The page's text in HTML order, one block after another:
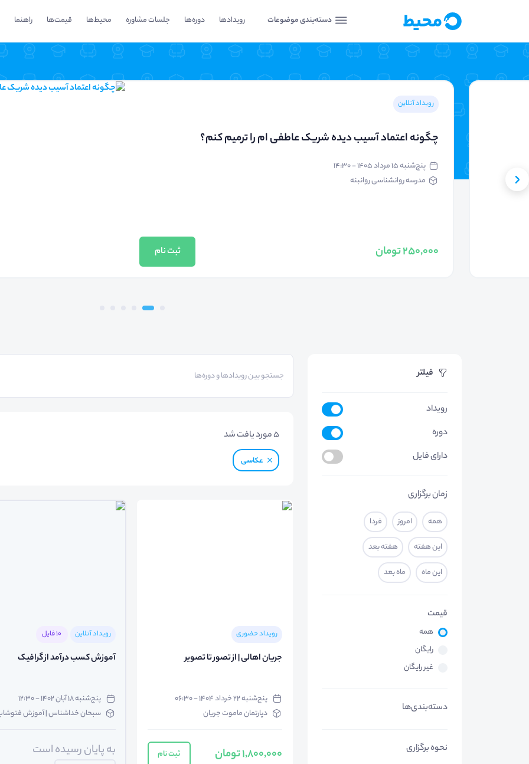
دسته‌بندی موضوعات رویدادها دوره‌ها جلسات مشاوره محیط‌ها قیمت‌ها راهنما
رویداد آنلاین
چگونه اعتماد آسیب دیده شریک عاطفی ام را ترمیم کنم؟
پنج‌شنبه ۱۵ مرداد ۱۴۰۵ - ۱۴:۳۰
مدرسه روانشناسی روانبنه
250,000 تومان ثبت نام
فیلتر
رویداد
دوره
دارای فایل
زمان برگزاری
همه امروز فردا
این هفته هفته بعد
این ماه ماه بعد
قیمت
همه
رایگان
غیر رایگان
دسته‌بندی‌ها
نحوه برگزاری
5مورد یافت شد
عکاسی
رویداد حضوری
جریان اهالی | از تصور تا تصویر
پنج‌شنبه ۲۲ خرداد ۱۴۰۴ - ۰۶:۳۰
دپارتمان ماموت جریان
1,800,000 تومان ثبت نام
رویداد آنلاین 10 فایل
آموزش کسب درآمد از گرافیک
پنج‌شنبه ۱۸ آبان ۱۴۰۲ - ۱۲:۳۰
سبحان خداشناس | آموزش
به پایان رسیده است